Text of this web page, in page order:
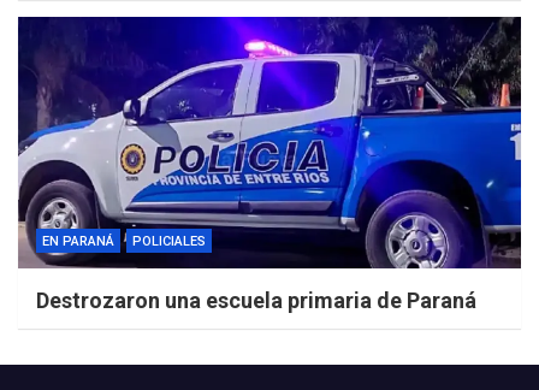
EN PARANÁ POLICIALES
Destrozaron una escuela primaria de Paraná